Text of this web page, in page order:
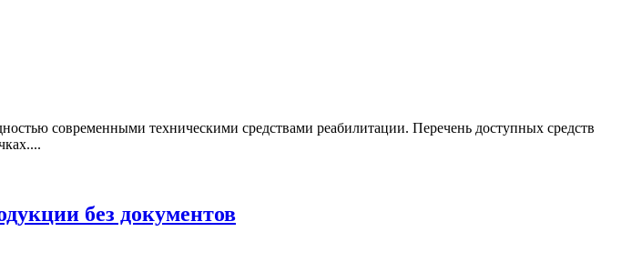
современными техническими средствами реабилитации. Перечень доступных средств
без документов